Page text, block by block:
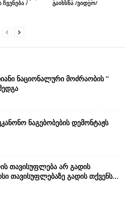
/
გაიხსნა /ვიდეო/
ნაციონალური მოძრაობის “
ნაგებობების დემონტაჟს
თავისუფლება არ გადის
თავისუფლებაზე გადის თქვენს...